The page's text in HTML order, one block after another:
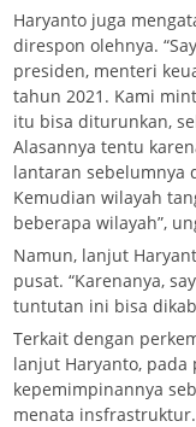
Haryanto juga
direspon olehnya.
presiden, menteri
tahun 2021. Kami
itu bisa diturunkan,
Alasannya tentu
lantaran sebelumnya
Kemudian wilayah
beberapa wilayah”,
Namun, lanjut
pusat. “Karenanya,
tuntutan ini bisa
Terkait dengan
lanjut Haryanto,
kepemimpinannya
menata insfrastruktur.